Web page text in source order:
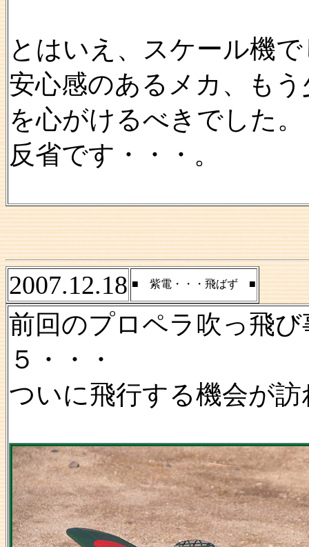
とはいえ、スケール機
安心感のあるメカ、も
を心がけるべきでした。
反省です・・・。
2007.12.18 ■ 紫電・・・飛ばず ■
前回のプロペラ吹っ飛
５・・・
ついに飛行する機会が